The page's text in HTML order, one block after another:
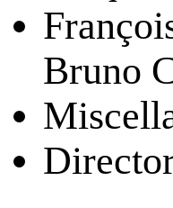
Bruno